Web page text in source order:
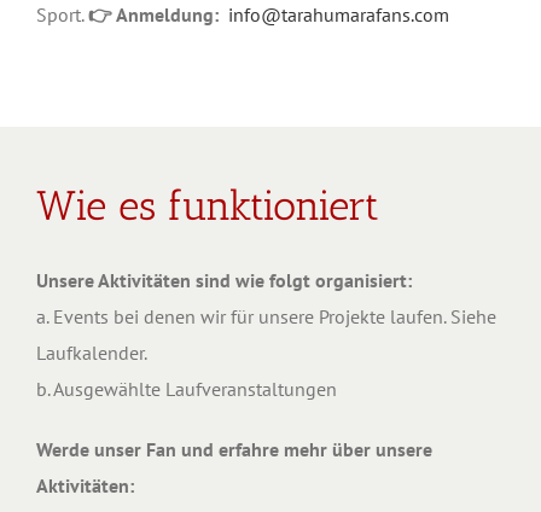
Sport.👉Anmeldung: info@tarahumarafans.com
Wie es funktioniert
Unsere Aktivitäten sind wie folgt organisiert:
a. Events bei denen wir für unsere Projekte laufen. Siehe
Laufkalender.
b. Ausgewählte Laufveranstaltungen
Werde unser Fan und erfahre mehr über unsere
Aktivitäten: